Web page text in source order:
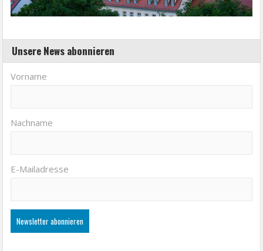
Unsere News abonnieren
Vorname
Nachname
E-Mailadresse